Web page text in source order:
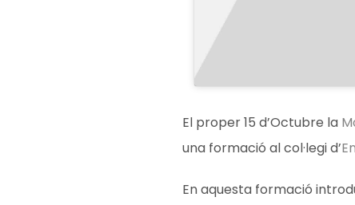
El proper 15 d’Octubre la
una formació al col·legi d’
En aquesta formació